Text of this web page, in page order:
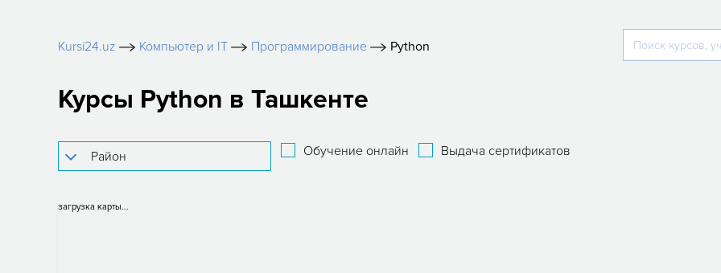
Kursi24.uz Компьютер и IT Программирование Python
Курсы Python в Ташкенте
Обучение онлайн Выдача сертификатов
загрузка карты...